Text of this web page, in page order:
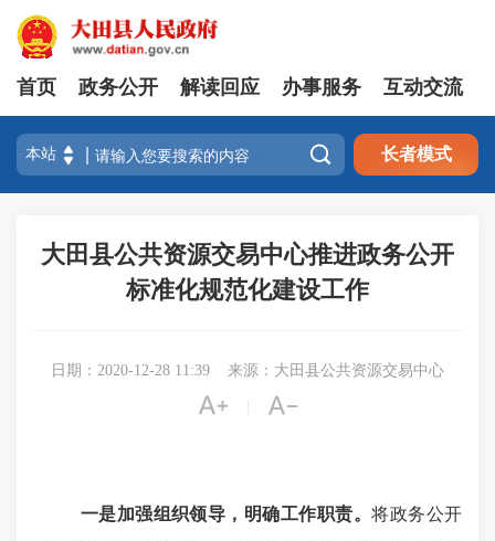
首页 政务公开 解读回应 办事服务 互动交流
 长者模式
大田县公共资源交易中心推进政务公开
标准化规范化建设工作
日期：2020-12-28 11:39 来源：大田县公共资源交易中心
 
一是加强组织领导，明确工作职责。将政务公开